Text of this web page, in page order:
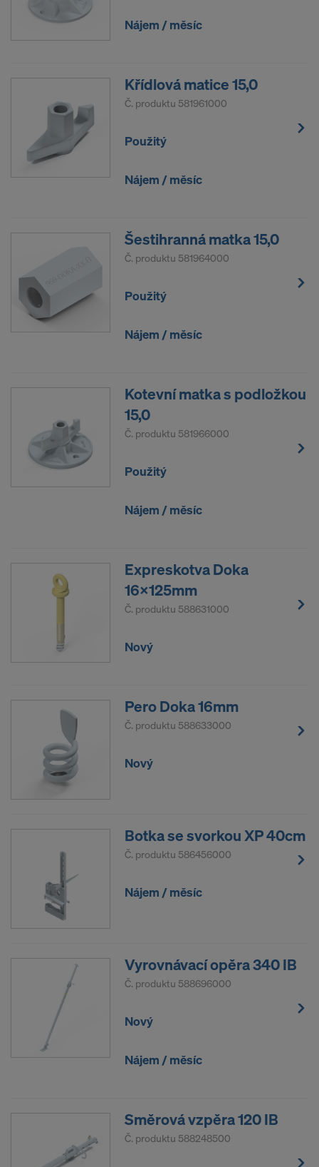
Nájem / měsíc
Křídlová matice 15,0
Č. produktu 581961000
Použitý
Nájem / měsíc
Šestihranná matka 15,0
Č. produktu 581964000
Použitý
Nájem / měsíc
Kotevní matka s podložkou
15,0
Č. produktu 581966000
Použitý
Nájem / měsíc
Expreskotva Doka
16x125mm
Č. produktu 588631000
Nový
Pero Doka 16mm
Č. produktu 588633000
Nový
Botka se svorkou XP 40cm
Č. produktu 586456000
Nájem / měsíc
Vyrovnávací opěra 340 IB
Č. produktu 588696000
Nový
Nájem / měsíc
Směrová vzpěra 120 IB
Č. produktu 588248500